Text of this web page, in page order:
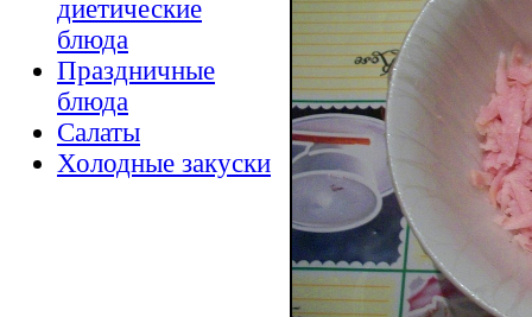
диетические
блюда
Праздничные
блюда
Салаты
Холодные закуски